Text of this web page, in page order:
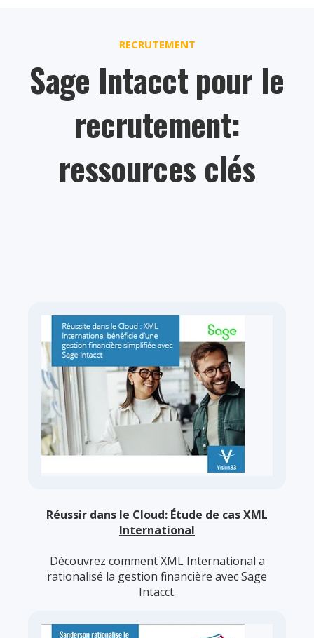
RECRUTEMENT
Sage Intacct pour le
recrutement:
ressources clés
Réussir dans le Cloud: Étude de cas XML
International
Découvrez comment XML International a
rationalisé la gestion financière avec Sage
Intacct.